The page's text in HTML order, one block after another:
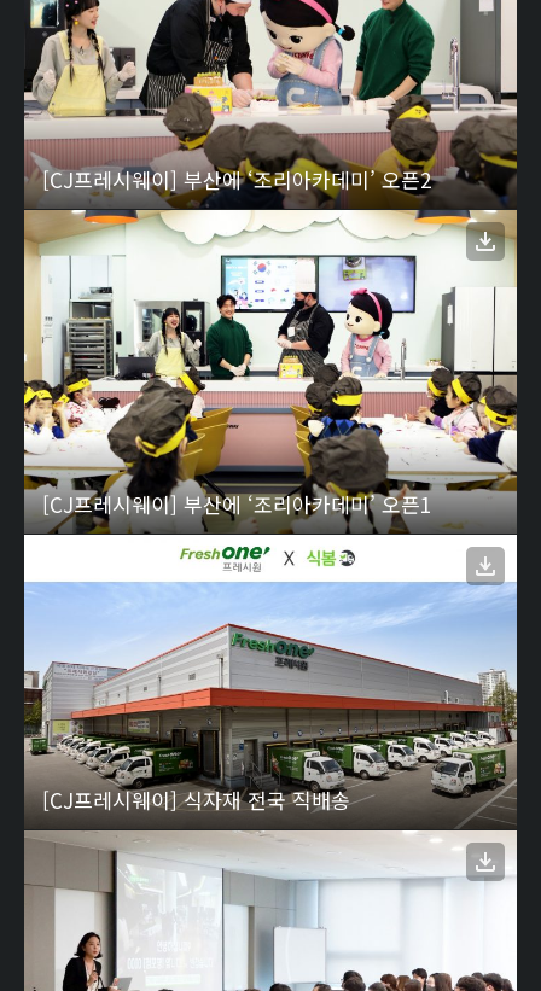
[CJ프레시웨이] 부산에 ‘조리아카데미’ 오픈2
[CJ프레시웨이] 부산에 ‘조리아카데미’ 오픈1
[CJ프레시웨이] 식자재 전국 직배송